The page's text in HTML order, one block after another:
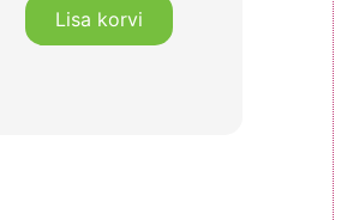
Lisa korvi